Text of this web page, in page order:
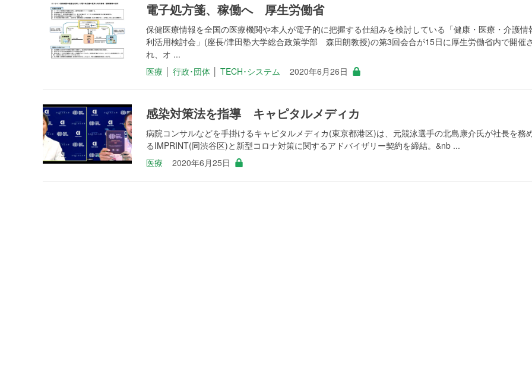
電子処方箋、稼働へ 厚生労働省
保健医療情報を全国の医療機関や本人が電子的に把握する仕組みを検討している「健康・医療・介護情
利活用検討会」(座長/津田塾大学総合政策学部 森田朗教授)の第3回会合が15日に厚生労働省内で開催
れ、オ ...
医療
行政･団体 TECH･システム 2020年6月26日
感染対策法を指導 キャピタルメディカ
病院コンサルなどを手掛けるキャピタルメディカ(東京都港区)は、元競泳選手の北島康介氏が社長を務
るIMPRINT(同渋谷区)と新型コロナ対策に関するアドバイザリー契約を締結。&nb ...
医療
2020年6月25日